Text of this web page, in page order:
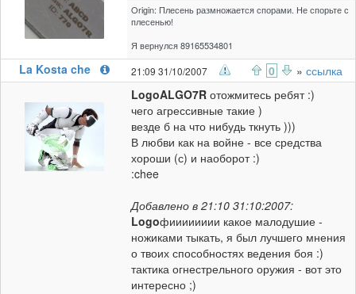
Origin: Плесень размножается спорами. Не спорьте с
плесенью!
Я вернулся 89165534801
La Kosta che 21:09 31/10/2007 0 » ссылка
LogoALGO7R отожмитесь ребят :)
чего агрессивные такие )
везде б на что нибудь ткнуть )))
В любви как на войне - все средства
хороши (с) и наоборот :)
:chee
Добавлено в 21:10 31:10:2007:
Logoфииииииии какое малодушие -
ножиками тыкать, я был лучшего мнения
о твоих способностях ведения боя :)
тактика огнестрельного оружия - вот это
интересно ;)